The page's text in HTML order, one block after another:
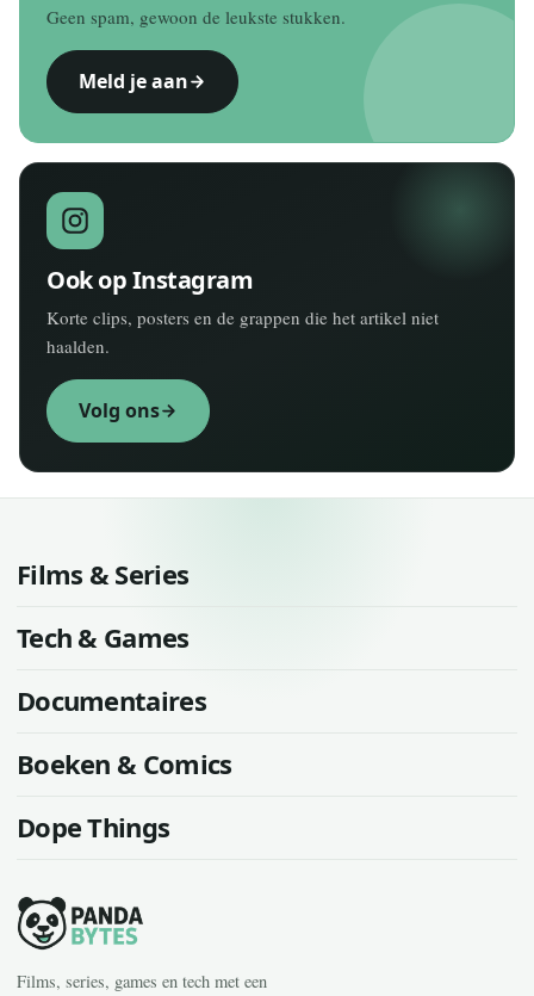
Geen spam, gewoon de leukste stukken.
Meld je aan
Ook op Instagram
Korte clips, posters en de grappen die het artikel niet
haalden.
Volg ons
Films & Series
Tech & Games
Documentaires
Boeken & Comics
Dope Things
Films, series, games en tech met een